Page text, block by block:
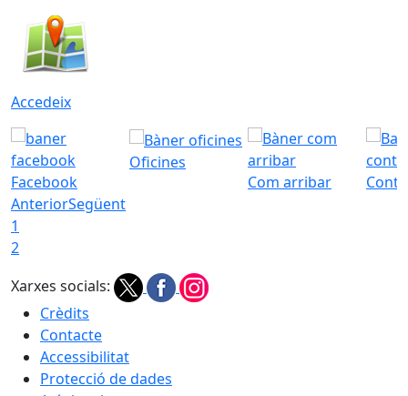
Accedeix
Facebook
Oficines
Com arribar
AnteriorSegüent
1
2
Xarxes socials:
Crèdits
Contacte
Accessibilitat
Protecció de dades